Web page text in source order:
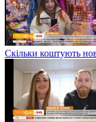
Скільки коштують